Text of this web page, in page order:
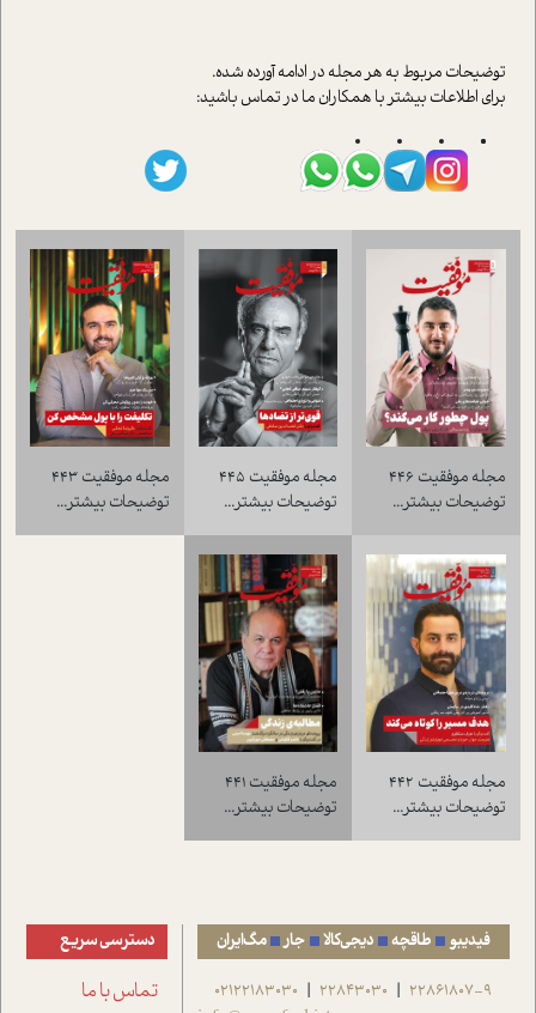
توضيحات مربوط به هر مجله در ادامه آورده شده.
براي اطلاعات بيشتر با همکاران ما در تماس باشيد:
مجله موفقيت 446
توضيحات بيشتر...
مجله موفقيت 445
توضيحات بيشتر...
مجله موفقيت 443
توضيحات بيشتر...
مجله موفقيت 442
توضيحات بيشتر...
مجله موفقيت 441
توضيحات بيشتر...
فیدیبو طاقچه دیجی‌کالا جار مگ‌ایران
22861807-9
|
22843030
|
02122183030
دسترسی سریع
تماس با ما